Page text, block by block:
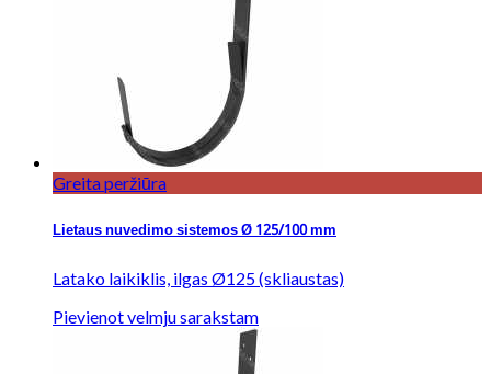
Greita peržiūra
Lietaus nuvedimo sistemos Ø 125/100 mm
Latako laikiklis, ilgas Ø125 (skliaustas)
Pievienot velmju sarakstam